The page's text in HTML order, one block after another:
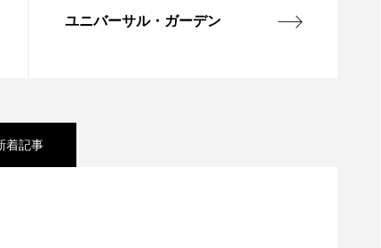
ユニバーサル・ガーデン
着記事